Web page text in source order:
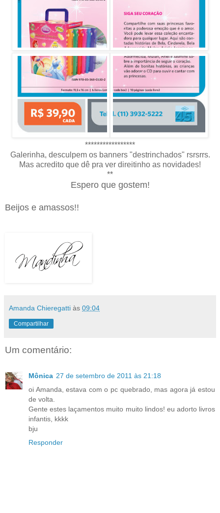
*****************
Galerinha, desculpem os banners "destrinchados" rsrsrrs.
Mas acredito que dê pra ver direitinho as novidades!
**
Espero que gostem!
Beijos e amassos!!
Amanda Chieregatti às 09:04
Compartilhar
Um comentário:
Mônica 27 de setembro de 2011 às 21:18
oi Amanda, estava com o pc quebrado, mas agora já estou
de volta.
Gente estes laçamentos muito muito lindos! eu adorto livros
infantis, kkkk
bju
Responder